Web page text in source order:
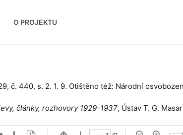
O PROJEKTU
č. 440, s. 2. 1. 9. Otištěno též: Národní
články, rozhovory 1929-1937, Ústav T. G.